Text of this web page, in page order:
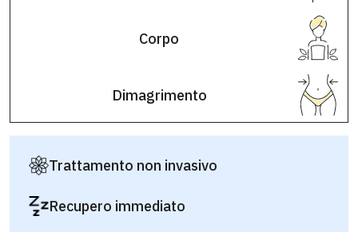
Corpo
Dimagrimento
Trattamento non invasivo
Recupero immediato